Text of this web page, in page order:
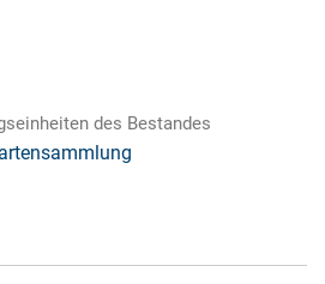
des Bestandes